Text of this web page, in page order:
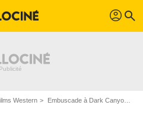
profil search
Western Embuscade à Dark Canyon de Dustin Rikert